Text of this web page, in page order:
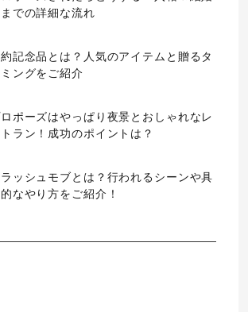
での詳細な流れ
記念品とは？人気のアイテムと贈るタ
ングをご紹介
ポーズはやっぱり夜景とおしゃれなレ
ラン！成功のポイントは？
ッシュモブとは？行われるシーンや具
なやり方をご紹介！